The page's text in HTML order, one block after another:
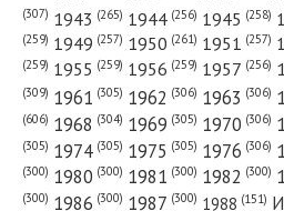
№ 46 от марта 1956 года —
(307) 1943 (265) 1944 (256) 1945 (258)
(259) 1949 (257) 1950 (261) 1951 (257)
(259) 1955 (259) 1956 (259) 1957 (256)
(309) 1961 (305) 1962 (306) 1963 (306)
(606) 1968 (304) 1969 (305) 1970 (306)
(305) 1974 (305) 1975 (305) 1976 (306)
(300) 1980 (300) 1981 (300) 1982 (300)
(300) 1986 (300) 1987 (300) 1988 (151)